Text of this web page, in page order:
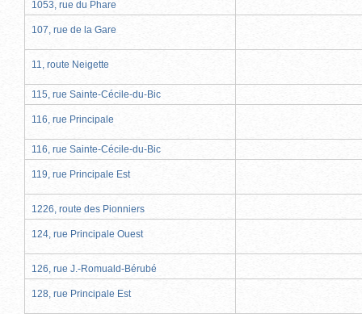
1053, rue du Phare
107, rue de la Gare
11, route Neigette
115, rue Sainte-Cécile-du-Bic
116, rue Principale
116, rue Sainte-Cécile-du-Bic
119, rue Principale Est
1226, route des Pionniers
124, rue Principale Ouest
126, rue J.-Romuald-Bérubé
128, rue Principale Est